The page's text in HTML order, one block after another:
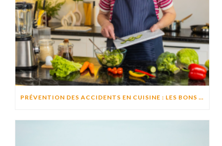
PRÉVENTION DES ACCIDENTS EN CUISINE : LES BONS RÉFLEXES POUR CUISINER EN TOUTE SÉCURITÉ